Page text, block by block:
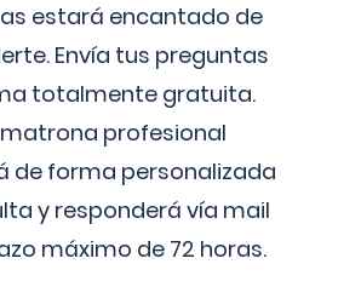
estará encantado de
Envía tus preguntas
totalmente gratuita.
matrona profesional
de forma personalizada
y responderá vía mail
máximo de 72 horas.